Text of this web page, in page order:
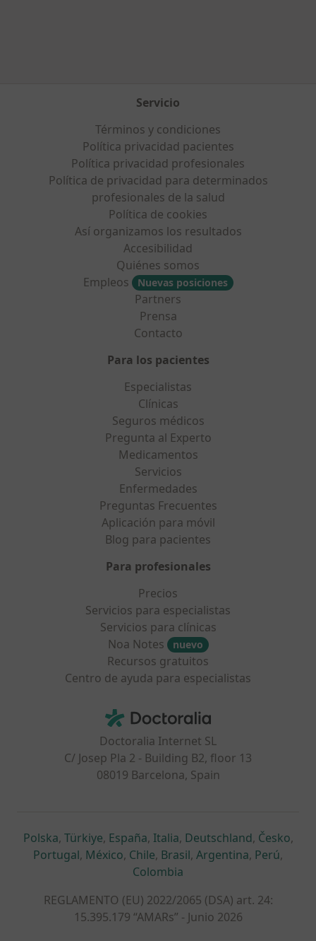
Servicio
Términos y condiciones
Política privacidad pacientes
Política privacidad profesionales
Política de privacidad para determinados
profesionales de la salud
Política de cookies
Así organizamos los resultados
Accesibilidad
Quiénes somos
Empleos
Nuevas posiciones
Partners
Prensa
Contacto
Para los pacientes
Especialistas
Clínicas
Seguros médicos
Pregunta al Experto
Medicamentos
Servicios
Enfermedades
Preguntas Frecuentes
Aplicación para móvil
Blog para pacientes
Para profesionales
Precios
Servicios para especialistas
Servicios para clínicas
Noa Notes
nuevo
Recursos gratuitos
Centro de ayuda para especialistas
Doctoralia - Página de inicio
Doctoralia Internet SL
C/ Josep Pla 2 - Building B2, floor 13
08019 Barcelona, Spain
Polskase abre en una nueva pestaña
, Türkiyese abre en una nueva pestaña
, Españase abre en una nueva pestaña
, Italiase abre en una nueva
, Deutschlandse abre en
, Českose
,
Portugalse abre en una nueva pestaña
, Méxicose abre en una nueva pestaña
, Chilese abre en una nueva pestaña
, Brasilse abre en una nueva
, Argentinase abre en
, Perúse
,
Colombia
REGLAMENTO (EU) 2022/2065 (DSA) art. 24:
15.395.179 “AMARs” - Junio 2026